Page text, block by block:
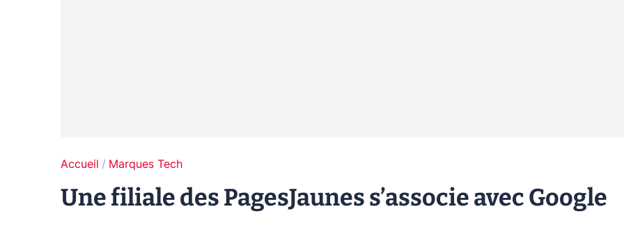
Accueil Marques Tech
Une filiale des PagesJaunes s’associe avec Google